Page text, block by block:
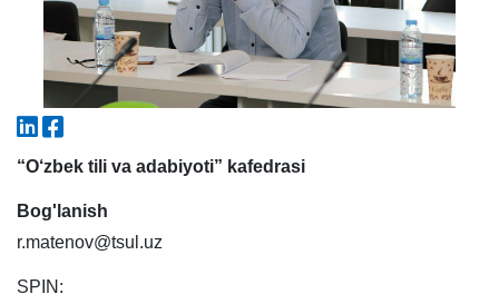
“O‘zbek tili va adabiyoti” kafedrasi
Bog'lanish
r.matenov@tsul.uz
SPIN:
3. Suhbat (bakalavr) (8) 4. Suhbat (magistr) (5)
5. To'lov-kontrakt (2) 6. Elektron ariza (16)
7. Call-center (4) 8. Bakalavriat kvotasi (3)